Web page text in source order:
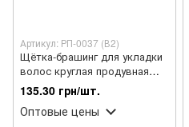
Артикул: РП-0037 (В2)
Щётка-брашинг для укладки
волос круглая продувная
QPI Professional РП-0037 (В2)
135.30 грн/шт.
Оптовые цены